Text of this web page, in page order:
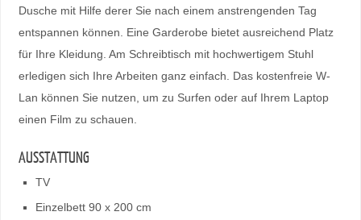
Dusche mit Hilfe derer Sie nach einem anstrengenden Tag
entspannen können. Eine Garderobe bietet ausreichend Platz
für Ihre Kleidung. Am Schreibtisch mit hochwertigem Stuhl
erledigen sich Ihre Arbeiten ganz einfach. Das kostenfreie W-
Lan können Sie nutzen, um zu Surfen oder auf Ihrem Laptop
einen Film zu schauen.
AUSSTATTUNG
TV
Einzelbett 90 x 200 cm